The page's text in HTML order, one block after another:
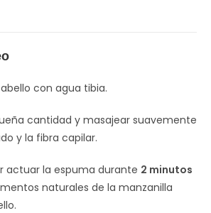
con agua tibia.
cantidad y masajear suavemente
y la fibra capilar.
actuar la espuma durante 2 minutos
naturales de la manzanilla